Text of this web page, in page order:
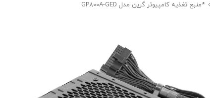
*منبع تغذیه کامپیوتر گرین مدل GP800A-GED